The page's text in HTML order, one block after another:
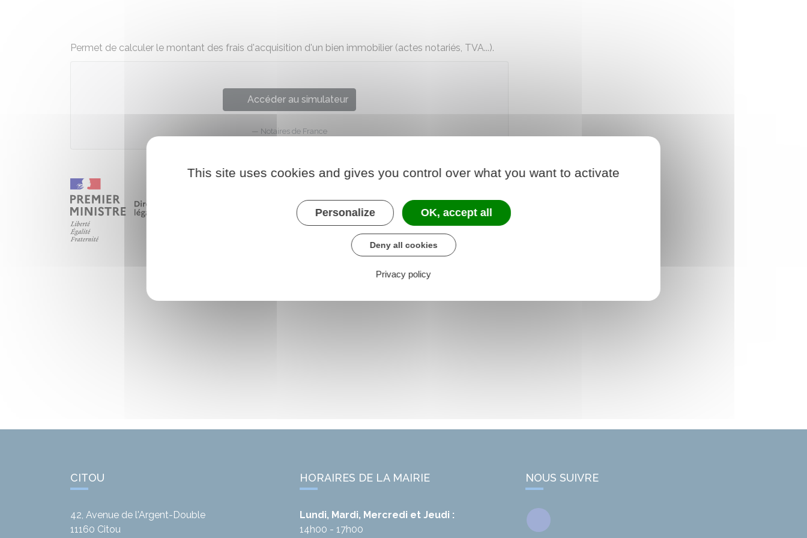
Permet de calculer le montant des frais d'acquisition d'un bien immobilier (actes notariés, TVA...).
Accéder au simulateur
Notaires de France
CITOU
42, Avenue de l'Argent-Double
11160 Citou
HORAIRES DE LA MAIRIE
Lundi, Mardi, Mercredi et Jeudi :
14h00 - 17h00
NOUS SUIVRE
Facebook
This site uses cookies and gives you control over what you want to activate
Personalize OK, accept all
Deny all cookies
Privacy policy